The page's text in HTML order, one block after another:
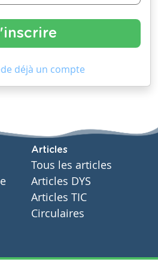
déjà un compte
Articles
Tous les articles
Articles DYS
Articles TIC
Circulaires